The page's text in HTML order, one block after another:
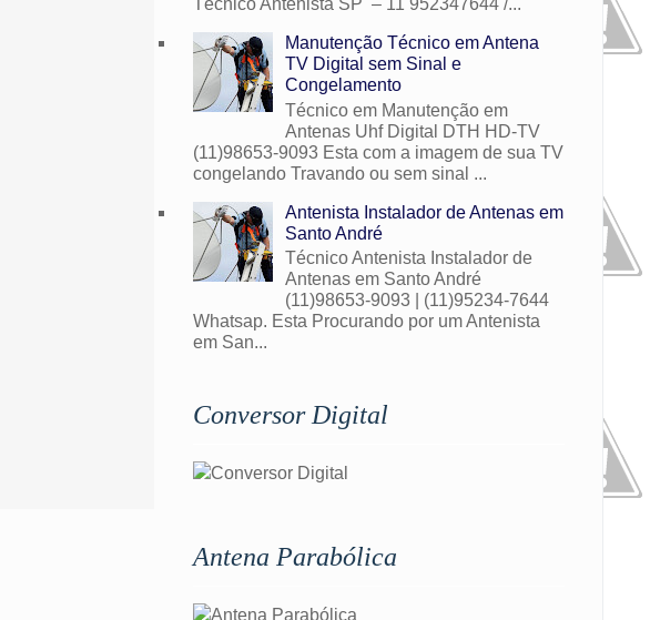
Técnico Antenista SP – 11 952347644 /...
Manutenção Técnico em Antena
TV Digital sem Sinal e
Congelamento
Técnico em Manutenção em
Antenas Uhf Digital DTH HD-TV
(11)98653-9093 Esta com a imagem de sua TV
congelando Travando ou sem sinal ...
Antenista Instalador de Antenas em
Santo André
Técnico Antenista Instalador de
Antenas em Santo André
(11)98653-9093 | (11)95234-7644
Whatsap. Esta Procurando por um Antenista
em San...
Conversor Digital
Antena Parabólica